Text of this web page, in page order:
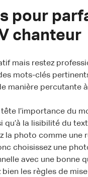
pour
chanteur
mais restez
mots-clés
manière percutante à
tête l’importance du
qu’à la lisibilité du
la photo comme une
choisissez une
avec une bonne
bien les règles de